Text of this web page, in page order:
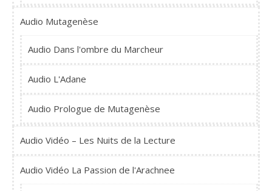
Audio Mutagenèse
Audio Dans l'ombre du Marcheur
Audio L'Adane
Audio Prologue de Mutagenèse
Audio Vidéo – Les Nuits de la Lecture
Audio Vidéo La Passion de l'Arachnee